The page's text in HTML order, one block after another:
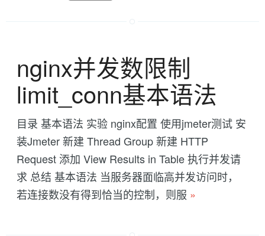
nginx并发数限制
limit_conn基本语法
目录 基本语法 实验 nginx配置 使用jmeter测试 安
装Jmeter 新建 Thread Group 新建 HTTP
Request 添加 View Results in Table 执行并发请
求 总结 基本语法 当服务器面临高并发访问时，
若连接数没有得到恰当的控制，则服 »